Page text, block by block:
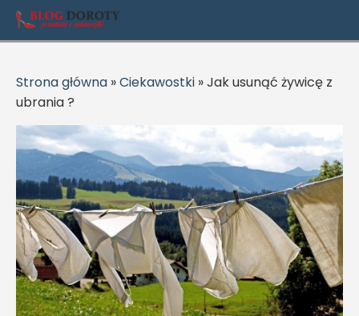
Strona główna »Ciekawostki »Jak usunąć żywicę z
ubrania ?